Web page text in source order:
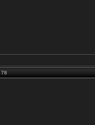
78